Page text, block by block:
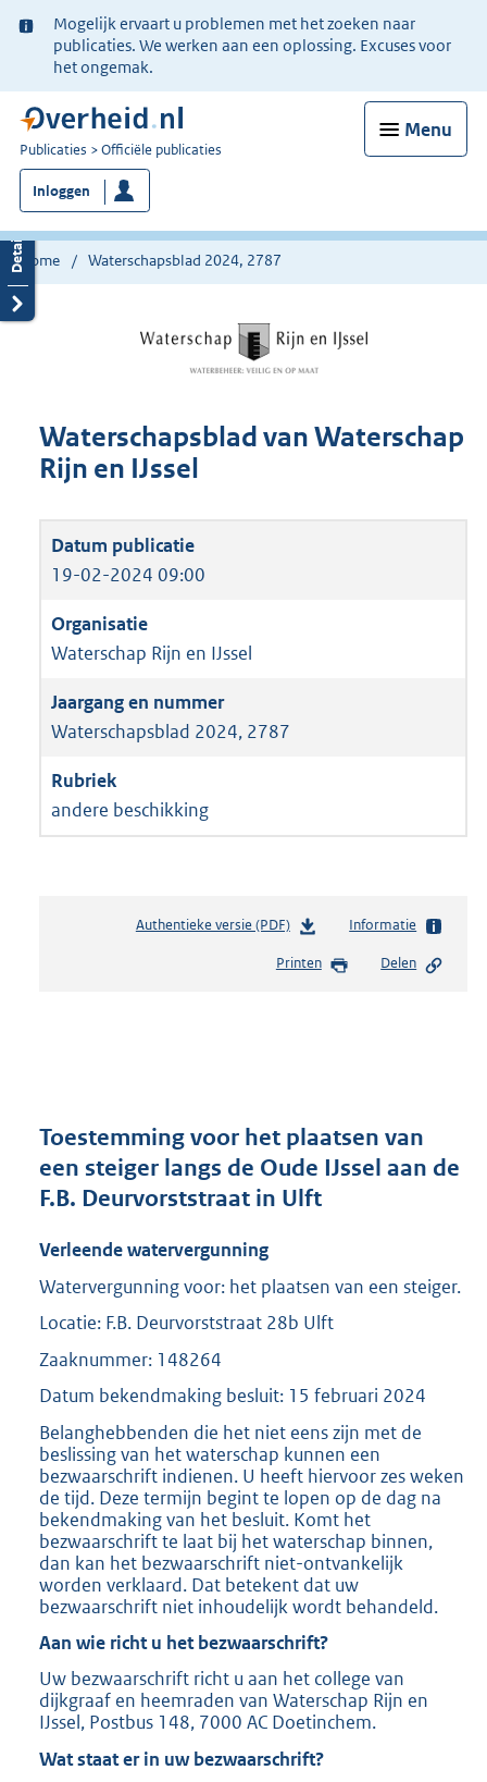
Ter
informatie:
Mogelijk ervaart u problemen met het zoeken naar
publicaties. We werken aan een oplossing. Excuses voor
het ongemak.
Menu
U
bent
nu
hier:
Publicaties Officiële publicaties
Inloggen
Home Waterschapsblad 2024, 2787
Waterschapsblad van Waterschap
Rijn en IJssel
19-02-2024 09:00
Waterschap Rijn en IJssel
Waterschapsblad 2024, 2787
andere beschikking
Authentieke versie (PDF)b
s
r
o
o
t
2
0
Informatie
Printen Delen
Toestemming voor het plaatsen van
een steiger langs de Oude IJssel aan de
F.B. Deurvorststraat in Ulft
Verleende watervergunning
Watervergunning voor: het plaatsen van een steiger.
Locatie: F.B. Deurvorststraat 28b Ulft
Zaaknummer: 148264
Datum bekendmaking besluit: 15 februari 2024
Belanghebbenden die het niet eens zijn met de
beslissing van het waterschap kunnen een
bezwaarschrift indienen. U heeft hiervoor zes weken
de tijd. Deze termijn begint te lopen op de dag na
bekendmaking van het besluit. Komt het
bezwaarschrift te laat bij het waterschap binnen,
dan kan het bezwaarschrift niet-ontvankelijk
worden verklaard. Dat betekent dat uw
bezwaarschrift niet inhoudelijk wordt behandeld.
Aan wie richt u het bezwaarschrift?
Uw bezwaarschrift richt u aan het college van
dijkgraaf en heemraden van Waterschap Rijn en
IJssel, Postbus 148, 7000 AC Doetinchem.
Wat staat er in uw bezwaarschrift?